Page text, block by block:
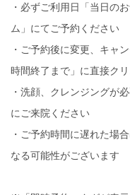
・必ずご利用日「当日の
ム」にてご予約ください
・ご予約後に変更、キャ
時間終了まで」に直接ク
・洗顔、クレンジングが
にご来院ください
・ご予約時間に遅れた場
なる可能性がございます